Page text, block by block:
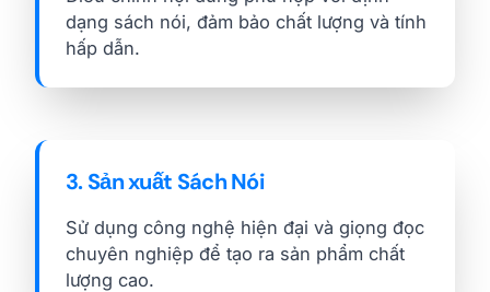
dạng sách nói, đảm bảo chất lượng và tính
hấp dẫn.
3. Sản xuất Sách Nói
Sử dụng công nghệ hiện đại và giọng đọc
chuyên nghiệp để tạo ra sản phẩm chất
lượng cao.